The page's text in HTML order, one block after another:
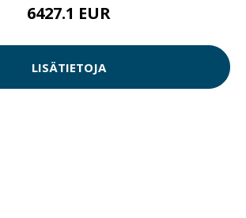
6427.1 EUR
LISÄTIETOJA